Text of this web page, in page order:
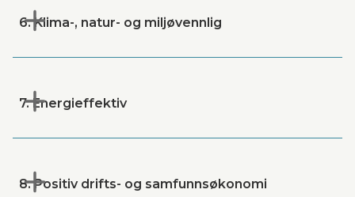
6. Klima-, natur- og miljøvennlig
7. Energieffektiv
8. Positiv drifts- og samfunnsøkonomi